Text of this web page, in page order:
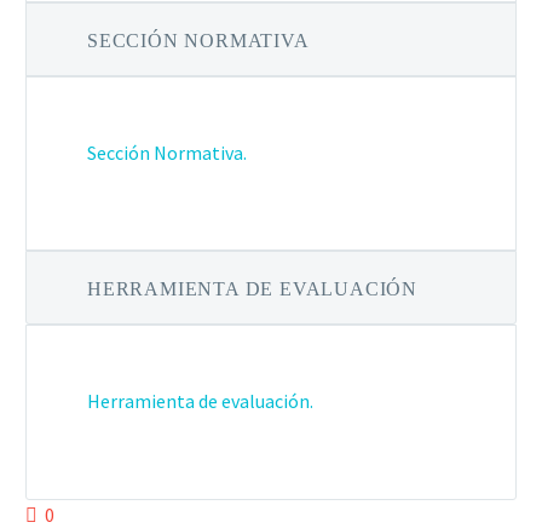
SECCIÓN NORMATIVA
Sección Normativa.
HERRAMIENTA DE EVALUACIÓN
Herramienta de evaluación.
0